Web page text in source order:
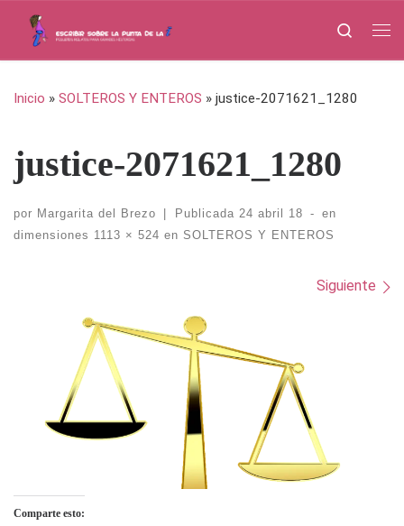
Saltar al contenido
Search
Inicio » SOLTEROS Y ENTEROS » justice-2071621_1280
justice-2071621_1280
por Margarita del Brezo Publicada 24 abril 18 -
en
dimensiones 1113 × 524 en SOLTEROS Y ENTEROS
Navegación de imágenesSiguiente
Comparte esto: